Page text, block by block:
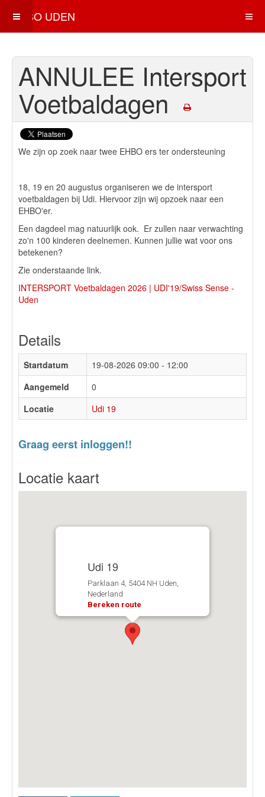
EHBO UDEN
ANNULEE Intersport
Voetbaldagen
We zijn op zoek naar twee EHBO ers ter ondersteuning
18, 19 en 20 augustus organiseren we de intersport
voetbaldagen bij Udi. Hiervoor zijn wij opzoek naar een
EHBO'er.
Een dagdeel mag natuurlijk ook. Er zullen naar verwachting
zo'n 100 kinderen deelnemen. Kunnen jullie wat voor ons
betekenen?
Zie onderstaande link.
INTERSPORT Voetbaldagen 2026 | UDI'19/Swiss Sense -
Uden
Details
Startdatum 19-08-2026 09:00 - 12:00
Aangemeld
0
Locatie
Udi 19
Graag eerst inloggen!!
Locatie kaart
Udi 19
Parklaan 4, 5404 NH Uden,
Nederland
Bereken route